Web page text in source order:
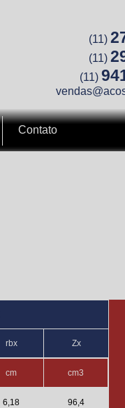
(11)
(11)
(11)
Contato
rbx Zx
cm cm3
6,18 96,4